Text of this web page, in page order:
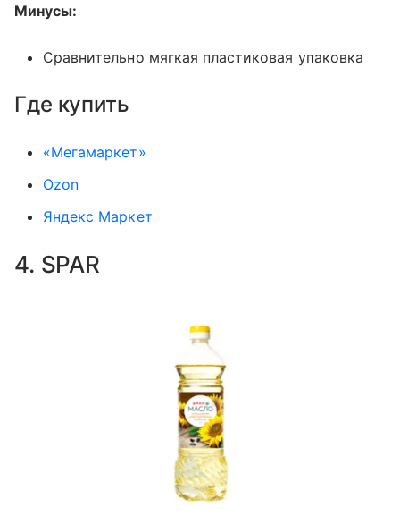
Минусы:
Сравнительно мягкая пластиковая упаковка
Где купить
«Мегамаркет»
Ozon
Яндекс Маркет
4. SPAR